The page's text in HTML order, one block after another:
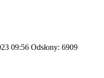
09:56 Odsłony: 6909